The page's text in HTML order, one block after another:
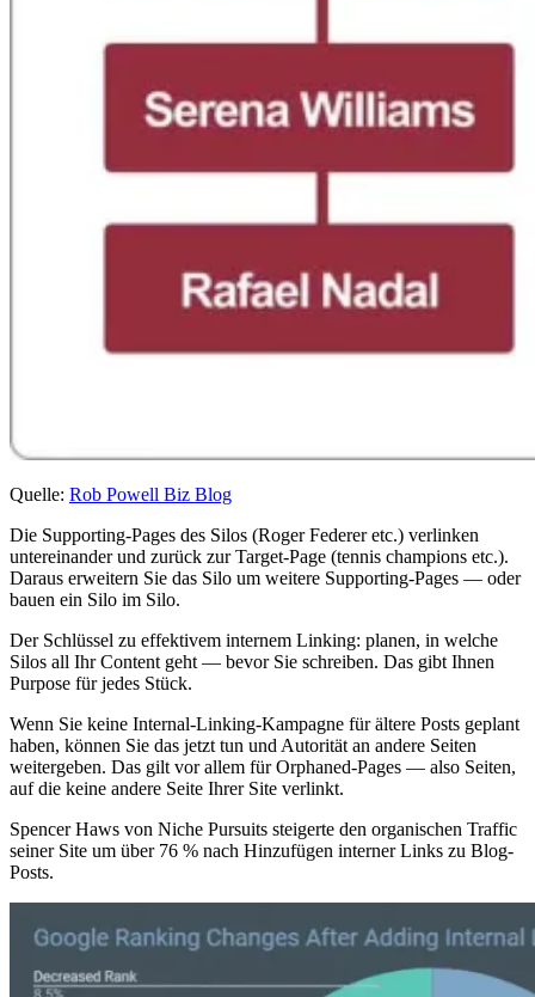
Quelle: Rob Powell Biz Blog
Die Supporting-Pages des Silos (Roger Federer etc.) verlinken
untereinander und zurück zur Target-Page (tennis champions etc.).
Daraus erweitern Sie das Silo um weitere Supporting-Pages — oder
bauen ein Silo im Silo.
Der Schlüssel zu effektivem internem Linking: planen, in welche
Silos all Ihr Content geht — bevor Sie schreiben. Das gibt Ihnen
Purpose für jedes Stück.
Wenn Sie keine Internal-Linking-Kampagne für ältere Posts geplant
haben, können Sie das jetzt tun und Autorität an andere Seiten
weitergeben. Das gilt vor allem für Orphaned-Pages — also Seiten,
auf die keine andere Seite Ihrer Site verlinkt.
Spencer Haws von Niche Pursuits steigerte den organischen Traffic
seiner Site um über 76 % nach Hinzufügen interner Links zu Blog-
Posts.